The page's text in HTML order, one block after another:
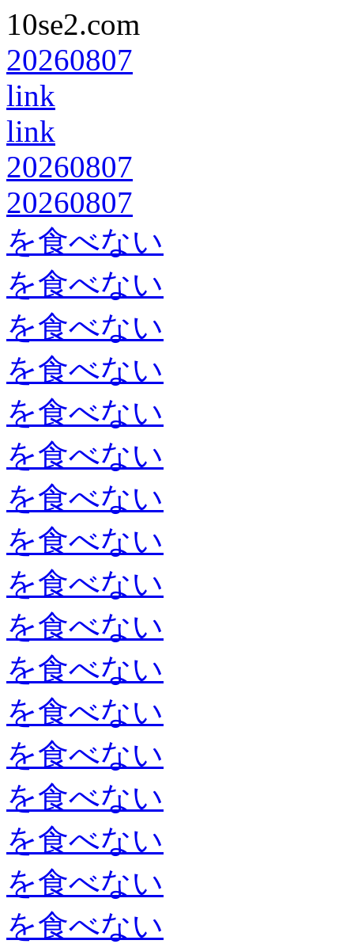
10se2.com
20260807
link
link
20260807
20260807
を食べない
を食べない
を食べない
を食べない
を食べない
を食べない
を食べない
を食べない
を食べない
を食べない
を食べない
を食べない
を食べない
を食べない
を食べない
を食べない
を食べない